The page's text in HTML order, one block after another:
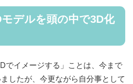
デルを頭の中で3D化
でイメージする」ことは、今まで
したが、今更ながら自分事として